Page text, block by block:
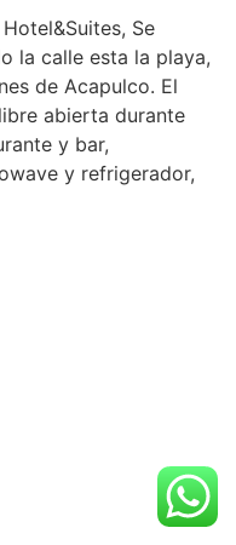
Se
la calle esta la playa,
de Acapulco. El
abierta durante
y bar,
y refrigerador,